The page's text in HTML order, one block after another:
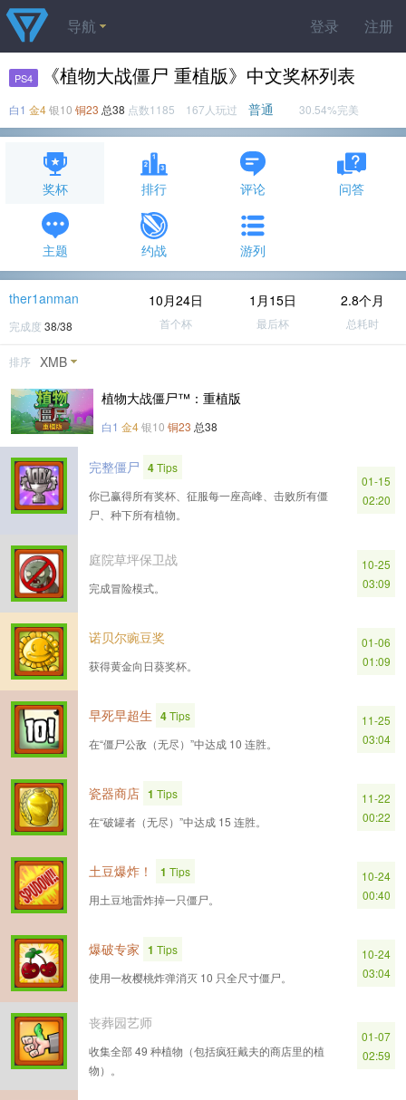
登录 注册
导航
PS4 《植物大战僵尸 重植版》中文奖杯列表
白1 金4银10 铜23 总38 点数1185 167人玩过 普通 30.54%完美
奖杯 排行 评论 问答
主题 约战 游列
ther1anman
完成度 38/38
10月24日
首个杯
1月15日
最后杯
2.8个月
总耗时
排序 XMB
植物大战僵尸™：重植版
白1 金4银10 铜23 总38
完整僵尸 4Tips
你已赢得所有奖杯、征服每一座高峰、击败所有僵
尸、种下所有植物。
01-15
02:20
庭院草坪保卫战
完成冒险模式。
10-25
03:09
诺贝尔豌豆奖
获得黄金向日葵奖杯。
01-06
01:09
早死早超生 4Tips
在“僵尸公敌（无尽）”中达成 10 连胜。
11-25
03:04
瓷器商店 1 Tips
在“破罐者（无尽）”中达成 15 连胜。
11-22
00:22
土豆爆炸！ 1 Tips
用土豆地雷炸掉一只僵尸。
10-24
00:40
爆破专家 1 Tips
使用一枚樱桃炸弹消灭 10 只全尺寸僵尸。
10-24
03:04
丧葬园艺师
收集全部 49 种植物（包括疯狂戴夫的商店里的植
物）。
01-07
02:59